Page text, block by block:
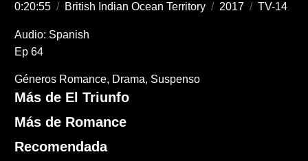
0:20:55 / British Indian Ocean Territory / 2017 / TV-14
Audio: Spanish
Ep 64
Géneros Romance Drama Suspenso
Más de El Triunfo
Más de Romance
Recomendada